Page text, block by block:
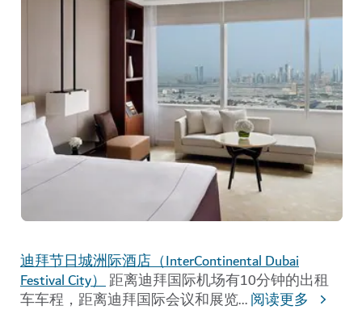
迪拜节日城洲际酒店（InterContinental Dubai
Festival City）距离迪拜国际机场有10分钟的出租
车车程，距离迪拜国际会议和展览...阅读更多